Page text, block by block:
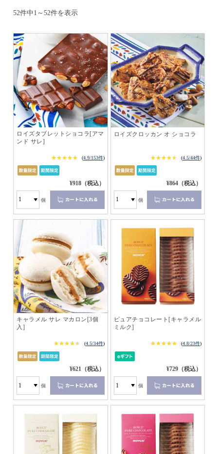
52件中1～52件を表示
ロイズタブレットショコラ[アマ
ンド サレ]
★★★★★
★★★★★ (4.9/153件)
¥918（税込）
個
ロイズクロッカン オ ショコラ
★★★★★
★★★★★ (4.5/44件)
¥864（税込）
個
キャラメル サレ マカロン[3個
入]
★★★★★
★★★★★ (4.5/34件)
¥621（税込）
個
ピュアチョコレート[キャラメル
ミルク]
★★★★★
★★★★★ (4.8/23件)
¥729（税込）
個